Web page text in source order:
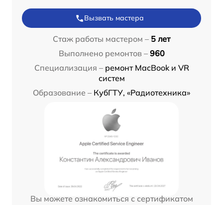
Вызвать мастера
Стаж работы мастером – 5 лет
Выполнено ремонтов – 960
Специализация – ремонт MacBook и VR
систем
Образование – КубГТУ, «Радиотехника»
Вы можете ознакомиться с сертификатом